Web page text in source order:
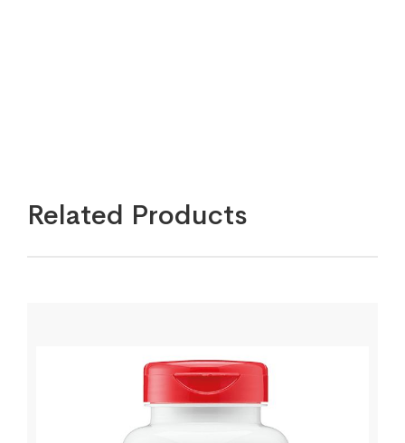
Related Products